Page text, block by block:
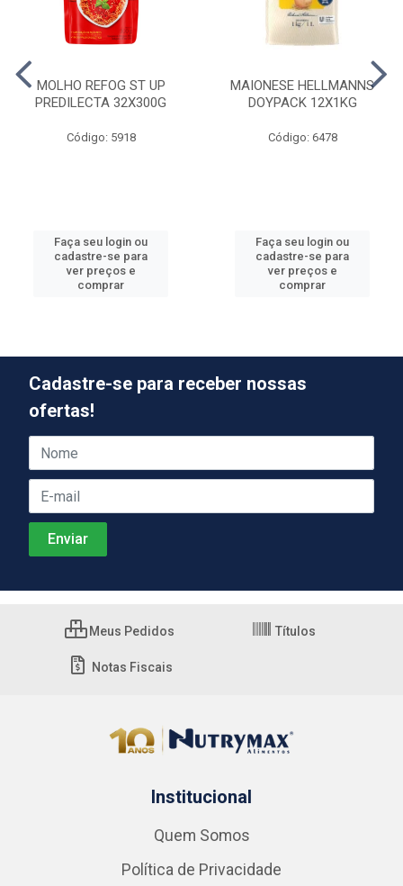
MOLHO REFOG ST UP
PREDILECTA 32X300G
Código: 5918
Faça seu login ou
cadastre-se para
ver preços e
comprar
MAIONESE HELLMANNS
DOYPACK 12X1KG
Código: 6478
Faça seu login ou
cadastre-se para
ver preços e
comprar
Cadastre-se para receber nossas
ofertas!
Meus Pedidos Títulos
Notas Fiscais
Institucional
Quem Somos
Política de Privacidade